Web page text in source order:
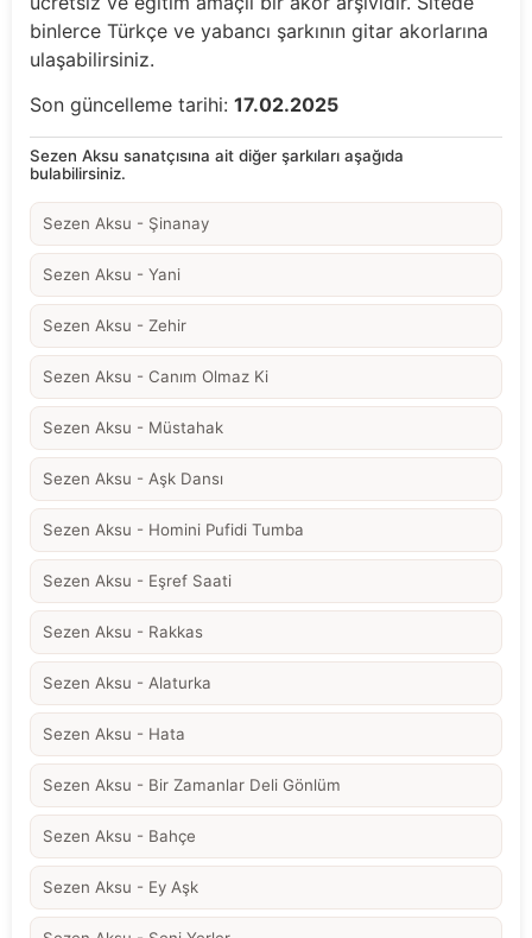
binlerce Türkçe ve yabancı şarkının gitar akorlarına
ulaşabilirsiniz.
Son güncelleme tarihi: 17.02.2025
Sezen Aksu sanatçısına ait diğer şarkıları aşağıda
bulabilirsiniz.
Sezen Aksu - Şinanay
Sezen Aksu - Yani
Sezen Aksu - Zehir
Sezen Aksu - Canım Olmaz Ki
Sezen Aksu - Müstahak
Sezen Aksu - Aşk Dansı
Sezen Aksu - Homini Pufidi Tumba
Sezen Aksu - Eşref Saati
Sezen Aksu - Rakkas
Sezen Aksu - Alaturka
Sezen Aksu - Hata
Sezen Aksu - Bir Zamanlar Deli Gönlüm
Sezen Aksu - Bahçe
Sezen Aksu - Ey Aşk